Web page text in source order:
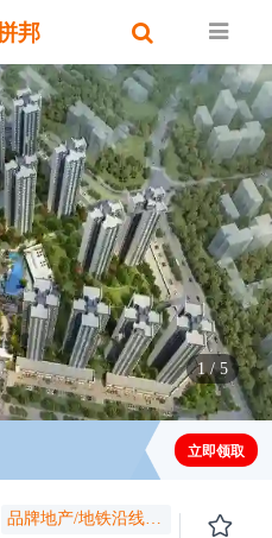
邦
1/5
立即领取
品牌地产/地铁沿线/花园洋房